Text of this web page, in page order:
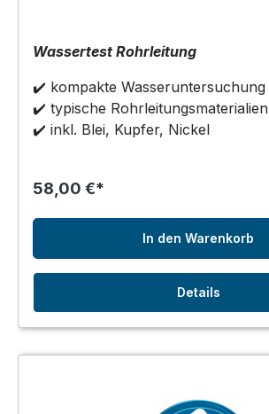
Wassertest Rohrleitung
✔️ kompakte Wasseruntersuchung
✔️ typische Rohrleitungsmaterialien
✔️ inkl. Blei, Kupfer, Nickel
58,00 €*
In den Warenkorb
Details